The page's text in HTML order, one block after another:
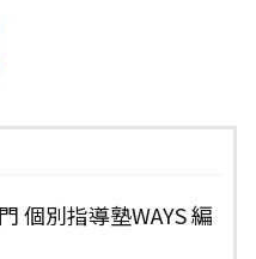
個別指導塾WAYS 編